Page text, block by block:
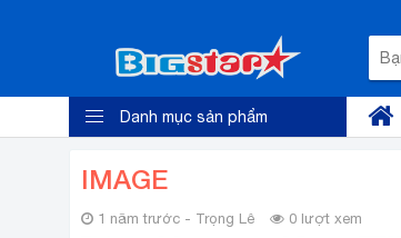
Danh mục sản phẩm
IMAGE
1 năm trước - Trọng Lê 0 lượt xem